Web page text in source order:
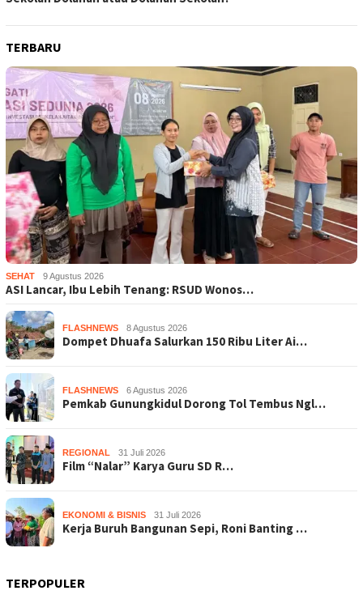
TERBARU
SEHAT 9 Agustus 2026
ASI Lancar, Ibu Lebih Tenang: RSUD Wonos…
FLASHNEWS 8 Agustus 2026
Dompet Dhuafa Salurkan 150 Ribu Liter Ai…
FLASHNEWS 6 Agustus 2026
Pemkab Gunungkidul Dorong Tol Tembus Ngl…
REGIONAL 31 Juli 2026
Film “Nalar” Karya Guru SD R…
EKONOMI & BISNIS 31 Juli 2026
Kerja Buruh Bangunan Sepi, Roni Banting …
TERPOPULER